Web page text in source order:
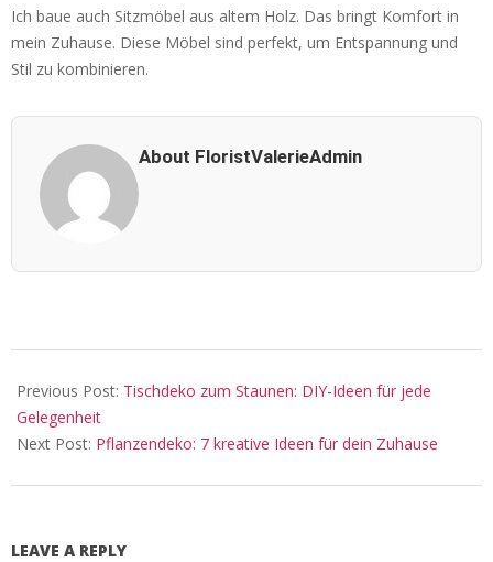
Ich baue auch Sitzmöbel aus altem Holz. Das bringt Komfort in
mein Zuhause. Diese Möbel sind perfekt, um Entspannung und
Stil zu kombinieren.
About FloristValerieAdmin
12-
06
Previous Post: Tischdeko zum Staunen: DIY-Ideen für jede
Gelegenheit
Next Post: Pflanzendeko: 7 kreative Ideen für dein Zuhause
LEAVE A REPLY